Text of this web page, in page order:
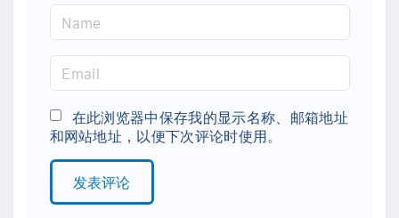
a
e
*
m
a
i
l
在此浏览器中保存我的显示名称、邮箱地址
和网站地址，以便下次评论时使用。